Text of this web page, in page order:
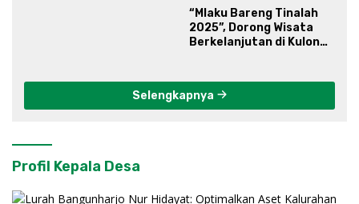
“Mlaku Bareng Tinalah
2025”, Dorong Wisata
Berkelanjutan di Kulon
Selengkapnya
Profil Kepala Desa